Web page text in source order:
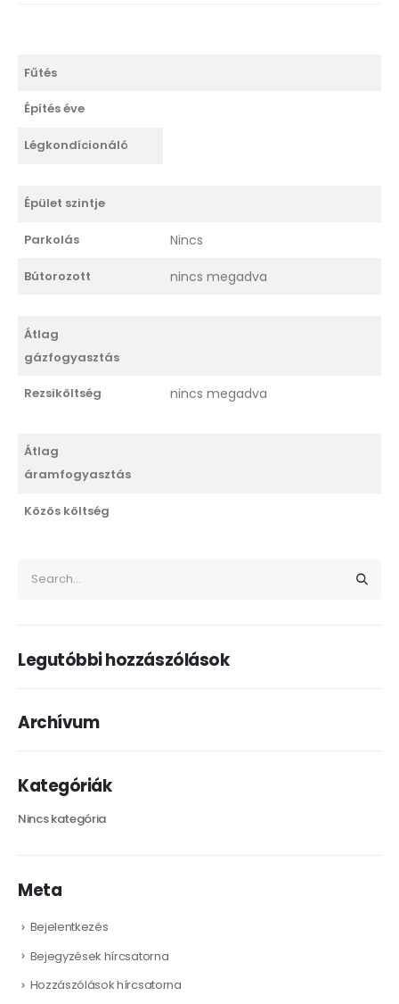
Fűtés
Építés éve
Légkondícionáló
Épület szintje
Parkolás Nincs
Bútorozott nincs megadva
Átlag
gázfogyasztás
Rezsiköltség nincs megadva
Átlag
áramfogyasztás
Közös költség
Legutóbbi hozzászólások
Archívum
Kategóriák
Nincs kategória
Meta
Bejelentkezés
Bejegyzések hírcsatorna
Hozzászólások hírcsatorna